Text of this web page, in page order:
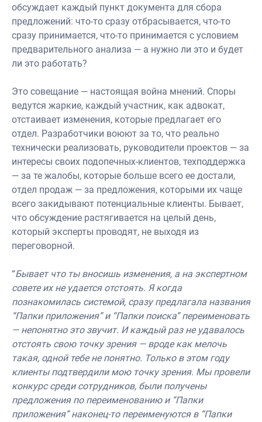
обсуждает каждый пункт документа для сбора
предложений: что-то сразу отбрасывается, что-то
сразу принимается, что-то принимается с условием
предварительного анализа — а нужно ли это и будет
ли это работать?
Это совещание — настоящая война мнений. Cпоры
ведутся жаркие, каждый участник, как адвокат,
отстаивает изменения, которые предлагает его
отдел. Разработчики воюют за то, что реально
технически реализовать, руководители проектов — за
интересы своих подопечных-клиентов, техподдержка
— за те жалобы, которые больше всего ее достали,
отдел продаж — за предложения, которыми их чаще
всего закидывают потенциальные клиенты. Бывает,
что обсуждение растягивается на целый день,
который эксперты проводят, не выходя из
переговорной.
“Бывает что ты вносишь изменения, а на экспертном
совете их не удается отстоять. Я когда
познакомилась системой, сразу предлагала названия
“Папки приложения” и “Папки поиска” переименовать
— непонятно это звучит. И каждый раз не удавалось
отстоять свою точку зрения — вроде как мелочь
такая, одной тебе не понятно. Только в этом году
клиенты подтвердили мою точку зрения. Мы провели
конкурс среди сотрудников, были получены
предложения по переименованию и “Папки
приложения” наконец-то переименуются в “Папки